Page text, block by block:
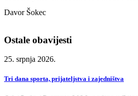
Davor Šokec
Ostale obavijesti
25. srpnja 2026.
Tri dana sporta, prijateljstva i zajedništva